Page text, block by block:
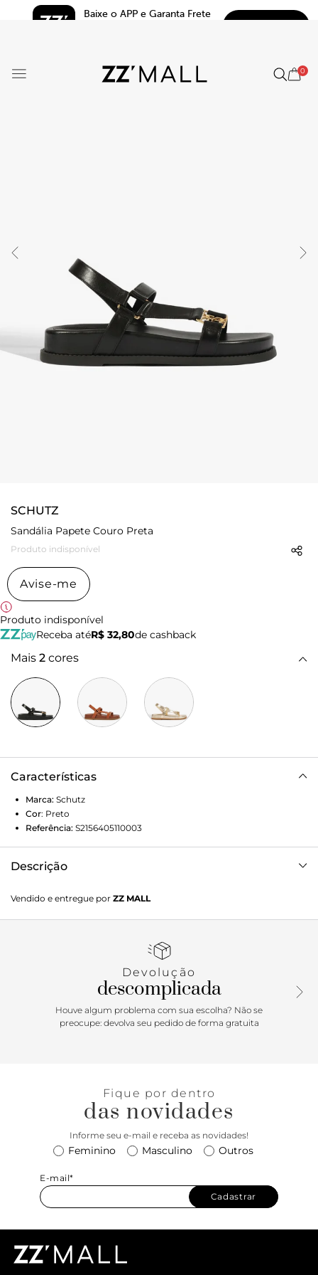
Baixe o APP e Garanta Frete
0
SCHUTZ
Sandália Papete Couro Preta
Produto indisponível
Avise-me
Produto indisponível
Receba atéR$ 32,80de cashback
Mais 2 cores
Características
Marca: Schutz
Cor: Preto
Referência: S2156405110003
Descrição
uma versão supersofisticada! Com tiras em couro, ela
conta com o detalhe de enfeite metalizado com logo
Confortável com sua palmilha anatômica e superestilosa,
casuais a produções com alfaiataria. Aposte!
Vendido e entregue por ZZ MALL
Devolução
descomplicada
Houve algum problema com sua escolha? Não se
preocupe: devolva seu pedido de forma gratuita
Fique por dentro
das novidades
Informe seu e-mail e receba as novidades!
Feminino Masculino Outros
E-mail*
Cadastrar